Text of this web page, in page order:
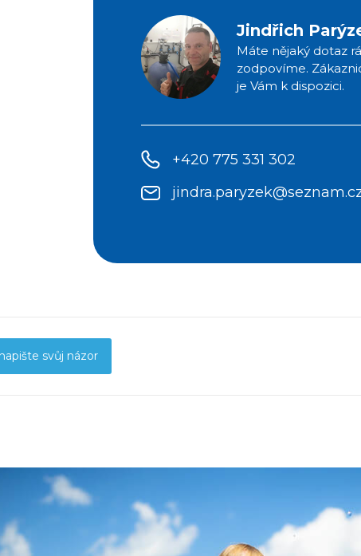
Jindřich
Máte nějaký dotaz
zodpovíme.
je Vám k dispozici.
+420 775 331 302
svůj názor